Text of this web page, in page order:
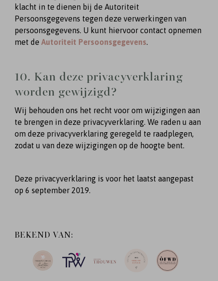
klacht in te dienen bij de Autoriteit
Persoonsgegevens tegen deze verwerkingen van
persoonsgegevens. U kunt hiervoor contact opnemen
met de Autoriteit Persoonsgegevens.
10. Kan deze privacyverklaring
worden gewijzigd?
Wij behouden ons het recht voor om wijzigingen aan
te brengen in deze privacyverklaring. We raden u aan
om deze privacyverklaring geregeld te raadplegen,
zodat u van deze wijzigingen op de hoogte bent.
Deze privacyverklaring is voor het laatst aangepast
op 6 september 2019.
BEKEND VAN: